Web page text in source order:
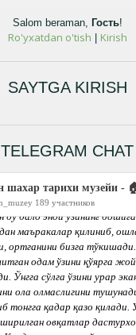
Salom beraman, Гость!
Ro'yxatdan o'tish Kirish
SAYTGA KIRISH
TELEGRAM CHAT